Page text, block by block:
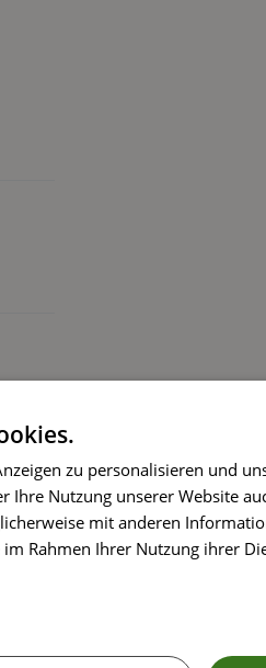
zu personalisieren und
Nutzung unserer Website
mit anderen
Rahmen Ihrer Nutzung ihrer